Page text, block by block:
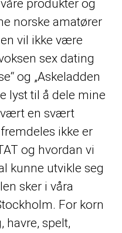
produkter og
norske amatører
vil ikke være
sex dating
og „Askeladden
lyst til å dele mine
vært en svært
ikke er
og hvordan vi
kunne utvikle seg
sker i våra
For korn
havre, spelt,